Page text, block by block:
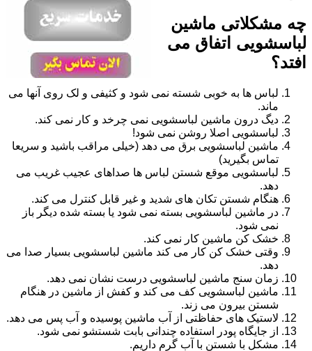
چه مشکلاتی ماشین
لباسشویی اتفاق می
افتد؟
لباس ها به خوبی شسته نمی شود و کثیفی و لک روی آنها می
ماند.
دیگ درون ماشین لباسشویی نمی چرخد و کار نمی کند.
لباسشویی اصلا روشن نمی شود!
ماشین لباسشویی برق می دهد (خیلی مراقب باشید و سریعا
تماس بگیرید)
لباسشویی موقع شستن لباس ها صداهای عجیب غریب می
دهد.
هنگام شستن تکان های شدید و غیر قابل کنترل می کند.
در ماشین لباسشویی بسته نمی شود یا بسته شده دیگر باز
نمی شود.
خشک کن ماشین کار نمی کند.
وقتی خشک کن کار می کند ماشین لباسشویی بسیار صدا می
دهد.
زمان سنج ماشین لباسشویی درست نشان نمی دهد.
ماشین لباسشویی کف می کند و کفش از ماشین در هنگام
شستن بیرون می زند.
لاستیک های حفاظتی از آب ماشین پوسیده و آب پس می دهد.
از جایگاه پودر استفاده چندانی بابت شستشو نمی شود.
مشکل با شستن با آب گرم داریم.